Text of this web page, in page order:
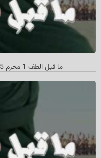
ما قبل الطف 1 محرم 1445 بحضور السید یاسر قطیش